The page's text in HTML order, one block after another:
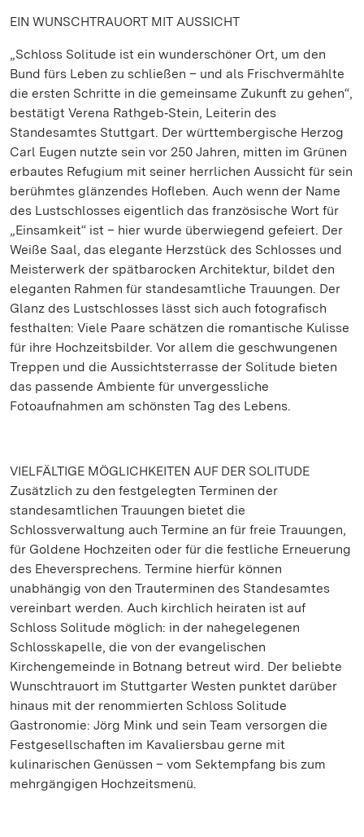
EIN WUNSCHTRAUORT MIT AUSSICHT
„Schloss Solitude ist ein wunderschöner Ort, um den
Bund fürs Leben zu schließen – und als Frischvermählte
die ersten Schritte in die gemeinsame Zukunft zu gehen“,
bestätigt Verena Rathgeb‐Stein, Leiterin des
Standesamtes Stuttgart. Der württembergische Herzog
Carl Eugen nutzte sein vor 250 Jahren, mitten im Grünen
erbautes Refugium mit seiner herrlichen Aussicht für sein
berühmtes glänzendes Hofleben. Auch wenn der Name
des Lustschlosses eigentlich das französische Wort für
„Einsamkeit“ ist – hier wurde überwiegend gefeiert. Der
Weiße Saal, das elegante Herzstück des Schlosses und
Meisterwerk der spätbarocken Architektur, bildet den
eleganten Rahmen für standesamtliche Trauungen. Der
Glanz des Lustschlosses lässt sich auch fotografisch
festhalten: Viele Paare schätzen die romantische Kulisse
für ihre Hochzeitsbilder. Vor allem die geschwungenen
Treppen und die Aussichtsterrasse der Solitude bieten
das passende Ambiente für unvergessliche
Fotoaufnahmen am schönsten Tag des Lebens.
VIELFÄLTIGE MÖGLICHKEITEN AUF DER SOLITUDE
Zusätzlich zu den festgelegten Terminen der
standesamtlichen Trauungen bietet die
Schlossverwaltung auch Termine an für freie Trauungen,
für Goldene Hochzeiten oder für die festliche Erneuerung
des Eheversprechens. Termine hierfür können
unabhängig von den Trauterminen des Standesamtes
vereinbart werden. Auch kirchlich heiraten ist auf
Schloss Solitude möglich: in der nahegelegenen
Schlosskapelle, die von der evangelischen
Kirchengemeinde in Botnang betreut wird. Der beliebte
Wunschtrauort im Stuttgarter Westen punktet darüber
hinaus mit der renommierten Schloss Solitude
Gastronomie: Jörg Mink und sein Team versorgen die
Festgesellschaften im Kavaliersbau gerne mit
kulinarischen Genüssen – vom Sektempfang bis zum
mehrgängigen Hochzeitsmenü.